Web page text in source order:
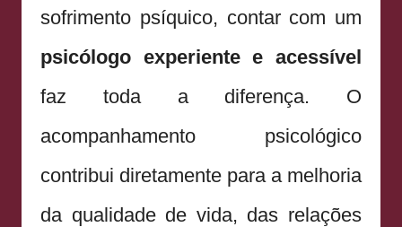
sofrimento psíquico, contar com um
psicólogo experiente e acessível
faz toda a diferença. O
acompanhamento psicológico
contribui diretamente para a melhoria
da qualidade de vida, das relações